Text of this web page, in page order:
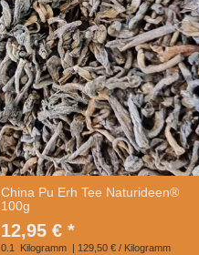
China Pu Erh Tee Naturideen®
100g
12,95 € *
0.1 Kilogramm | 129,50 € / Kilogramm